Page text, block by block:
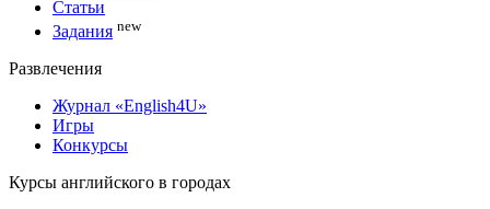
Статьи
Задания new
Развлечения
Журнал «English4U»
Игры
Конкурсы
Курсы английского в городах